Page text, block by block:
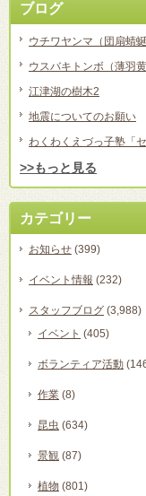
ブログ
ウチワヤンマ（団扇蜻蜒
ウスバキトンボ（薄羽黄
江津湖の樹木2
地震についてのお願い
わくわくえづっ子塾「
>>もっと見る
カテゴリー
お知らせ (399)
イベント情報 (232)
スタッフブログ (3,988)
イベント (405)
ボランティア活動
作業 (8)
昆虫 (634)
景観 (87)
植物 (801)